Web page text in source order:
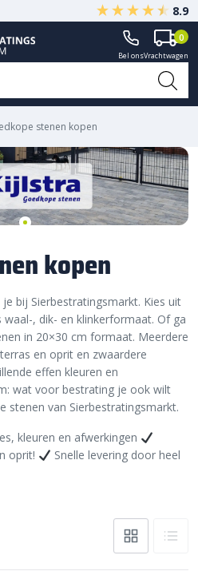
Gegarandeerd A-kwaliteit
8.9
Bel onsVrachtwagen
0
stenen kopen
kopen
bij Sierbestratingsmarkt. Kies uit
, dik- en klinkerformaat. Of ga
in 20×30 cm formaat. Meerdere
en oprit en zwaardere
effen kleuren en
wat voor bestrating je ook wilt
stenen van Sierbestratingsmarkt.
kleuren en afwerkingen
oprit!
Snelle levering door heel